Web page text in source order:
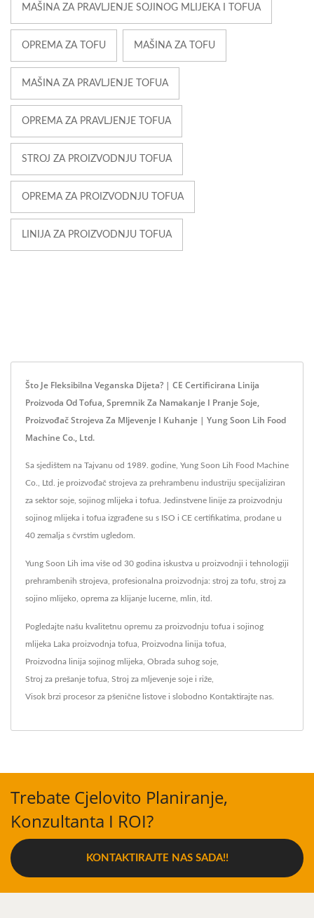
MAŠINA ZA PRAVLJENJE SOJINOG MLIJEKA I TOFUA
OPREMA ZA TOFU MAŠINA ZA TOFU
MAŠINA ZA PRAVLJENJE TOFUA
OPREMA ZA PRAVLJENJE TOFUA
STROJ ZA PROIZVODNJU TOFUA
OPREMA ZA PROIZVODNJU TOFUA
LINIJA ZA PROIZVODNJU TOFUA
Što Je Fleksibilna Veganska Dijeta? | CE Certificirana Linija
Proizvoda Od Tofua, Spremnik Za Namakanje I Pranje Soje,
Proizvođač Strojeva Za Mljevenje I Kuhanje | Yung Soon Lih Food
Machine Co., Ltd.
Sa sjedištem na Tajvanu od 1989. godine, Yung Soon Lih Food Machine
Co., Ltd. je proizvođač strojeva za prehrambenu industriju specijaliziran
za sektor soje, sojinog mlijeka i tofua. Jedinstvene linije za proizvodnju
sojinog mlijeka i tofua izgrađene su s ISO i CE certifikatima, prodane u
40 zemalja s čvrstim ugledom.
Yung Soon Lih ima više od 30 godina iskustva u proizvodnji i tehnologiji
prehrambenih strojeva, profesionalna proizvodnja: stroj za tofu, stroj za
sojino mlijeko, oprema za klijanje lucerne, mlin, itd.
Pogledajte našu kvalitetnu opremu za proizvodnju tofua i sojinog
mlijeka Laka proizvodnja tofua Proizvodna linija tofua
Proizvodna linija sojinog mlijeka Obrada suhog soje
Stroj za prešanje tofua Stroj za mljevenje soje i riže
Visok brzi procesor za pšenične listove i slobodno Kontaktirajte nas
Trebate Cjelovito Planiranje,
Konzultanta I ROI?
KONTAKTIRAJTE NAS SADA!!